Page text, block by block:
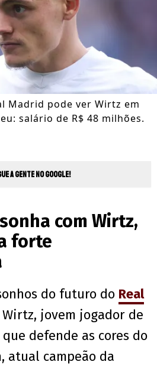
Madrid pode ver Wirtz em
salário de R$ 48 milhões.
a gente no Google!
com Wirtz,
forte
do futuro do Real
Wirtz, jovem jogador de
defende as cores do
atual campeão da